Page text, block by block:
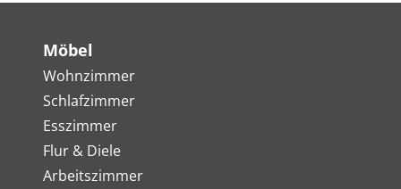
Möbel
Wohnzimmer
Schlafzimmer
Esszimmer
Flur & Diele
Arbeitszimmer